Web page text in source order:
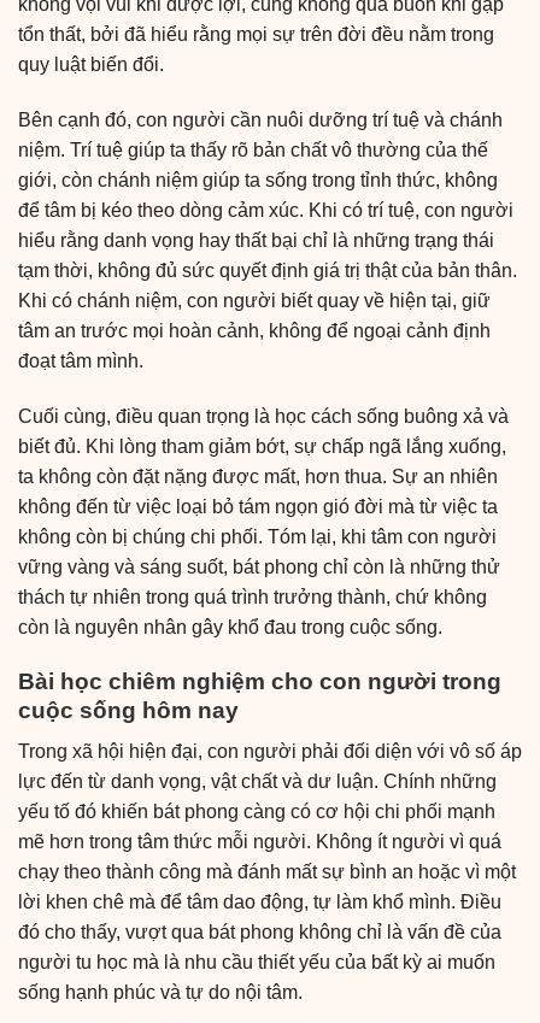
không vội vui khi được lợi, cũng không quá buồn khi gặp
tổn thất, bởi đã hiểu rằng mọi sự trên đời đều nằm trong
quy luật biến đổi.
Bên cạnh đó, con người cần nuôi dưỡng trí tuệ và chánh
niệm. Trí tuệ giúp ta thấy rõ bản chất vô thường của thế
giới, còn chánh niệm giúp ta sống trong tỉnh thức, không
để tâm bị kéo theo dòng cảm xúc. Khi có trí tuệ, con người
hiểu rằng danh vọng hay thất bại chỉ là những trạng thái
tạm thời, không đủ sức quyết định giá trị thật của bản thân.
Khi có chánh niệm, con người biết quay về hiện tại, giữ
tâm an trước mọi hoàn cảnh, không để ngoại cảnh định
đoạt tâm mình.
Cuối cùng, điều quan trọng là học cách sống buông xả và
biết đủ. Khi lòng tham giảm bớt, sự chấp ngã lắng xuống,
ta không còn đặt nặng được mất, hơn thua. Sự an nhiên
không đến từ việc loại bỏ tám ngọn gió đời mà từ việc ta
không còn bị chúng chi phối. Tóm lại, khi tâm con người
vững vàng và sáng suốt, bát phong chỉ còn là những thử
thách tự nhiên trong quá trình trưởng thành, chứ không
còn là nguyên nhân gây khổ đau trong cuộc sống.
Bài học chiêm nghiệm cho con người trong
cuộc sống hôm nay
Trong xã hội hiện đại, con người phải đối diện với vô số áp
lực đến từ danh vọng, vật chất và dư luận. Chính những
yếu tố đó khiến bát phong càng có cơ hội chi phối mạnh
mẽ hơn trong tâm thức mỗi người. Không ít người vì quá
chạy theo thành công mà đánh mất sự bình an hoặc vì một
lời khen chê mà để tâm dao động, tự làm khổ mình. Điều
đó cho thấy, vượt qua bát phong không chỉ là vấn đề của
người tu học mà là nhu cầu thiết yếu của bất kỳ ai muốn
sống hạnh phúc và tự do nội tâm.